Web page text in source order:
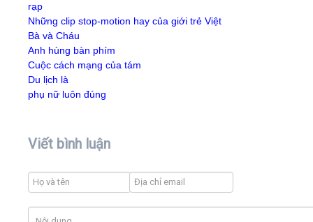
rạp
Những clip stop-motion hay của giới trẻ Việt
Bà và Cháu
Anh hùng bàn phím
Cuộc cách mạng của tám
Du lịch là
phụ nữ luôn đúng
Viết bình luận